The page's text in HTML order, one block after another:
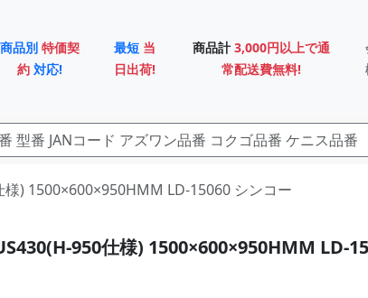
商品別 特価契
約 対応!
最短 当
日出荷!
商品計 3,000円以上で通
常配送費無料!
) 1500×600×950HMM LD-15060 シンコー
950仕様) 1500×600×950HMM LD-